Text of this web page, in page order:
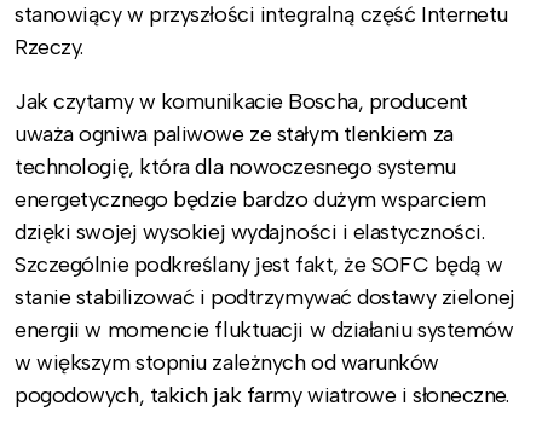
stanowiący w przyszłości integralną część Internetu
Rzeczy.
Jak czytamy w komunikacie Boscha, producent
uważa ogniwa paliwowe ze stałym tlenkiem za
technologię, która dla nowoczesnego systemu
energetycznego będzie bardzo dużym wsparciem
dzięki swojej wysokiej wydajności i elastyczności.
Szczególnie podkreślany jest fakt, że SOFC będą w
stanie stabilizować i podtrzymywać dostawy zielonej
energii w momencie fluktuacji w działaniu systemów
w większym stopniu zależnych od warunków
pogodowych, takich jak farmy wiatrowe i słoneczne.